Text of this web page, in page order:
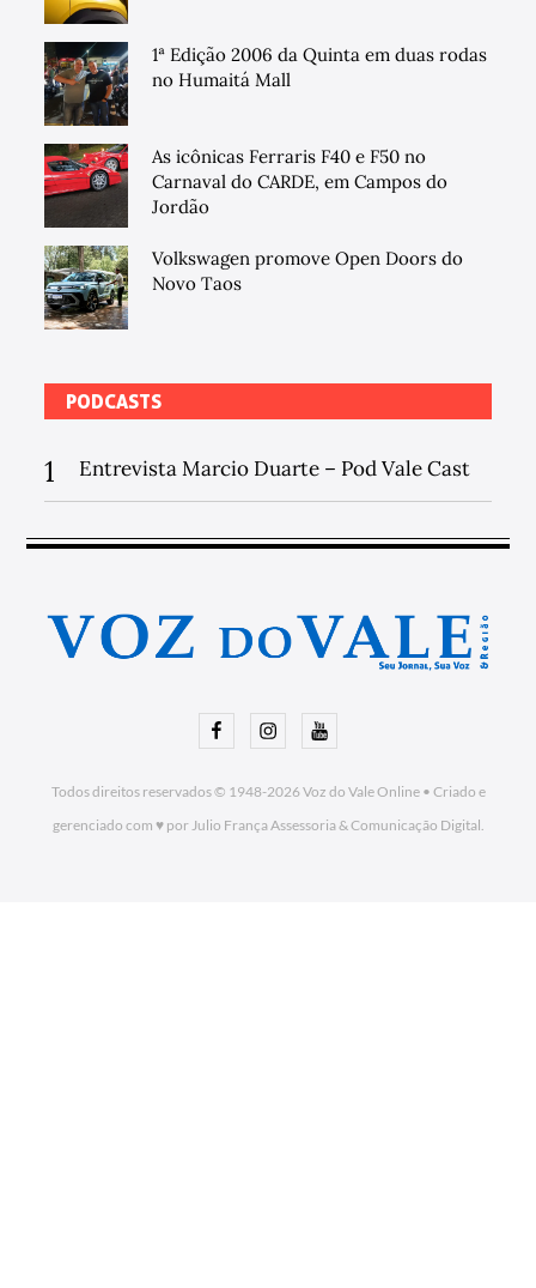
1ª Edição 2006 da Quinta em duas rodas
no Humaitá Mall
As icônicas Ferraris F40 e F50 no
Carnaval do CARDE, em Campos do
Jordão
Volkswagen promove Open Doors do
Novo Taos
PODCASTS
1 Entrevista Marcio Duarte – Pod Vale Cast
FacebookInstagramYoutube
Todos direitos reservados © 1948-2026Voz do Vale Online• Criado e
gerenciado com ♥ por Julio França Assessoria& Comunicação Digital.